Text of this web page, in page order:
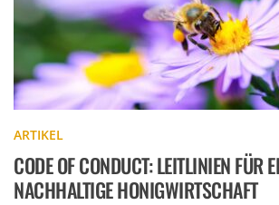
ARTIKEL
CODE OF CONDUCT: LEITLINIEN FÜR
NACHHALTIGE HONIGWIRTSCHAFT